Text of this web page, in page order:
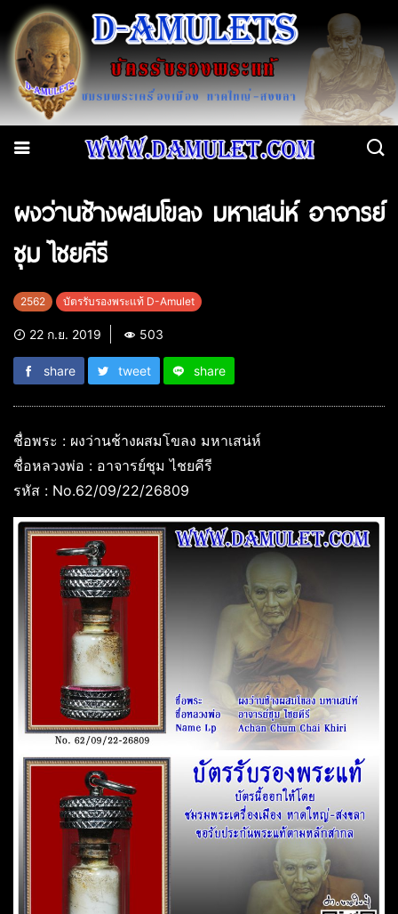
ผงว่านช้างผสมโขลง มหาเสน่ห์ อาจารย์
ชุม ไชยคีรี
2562 บัตรรับรองพระแท้ D-Amulet
22 ก.ย. 2019 503
share tweet share
ชื่อพระ : ผงว่านช้างผสมโขลง มหาเสน่ห์
ชื่อหลวงพ่อ : อาจารย์ชุม ไชยคีรี
รหัส : No.62/09/22/26809